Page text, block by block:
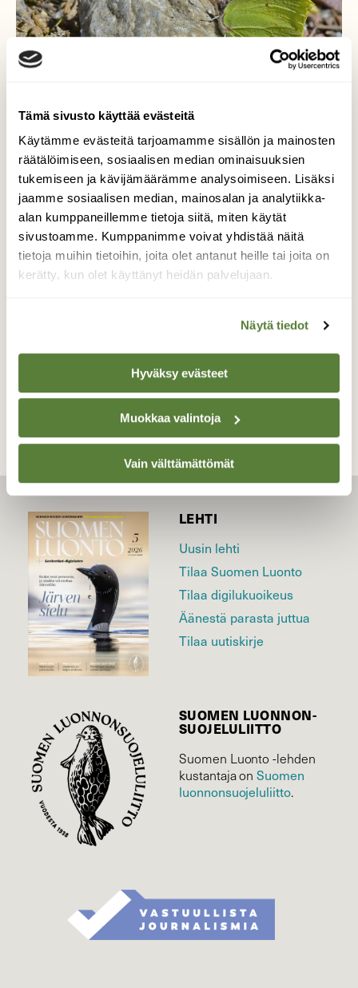
Tämä sivusto käyttää evästeitä
Käytämme evästeitä tarjoamamme sisällön ja mainosten
räätälöimiseen, sosiaalisen median ominaisuuksien
tukemiseen ja kävijämäärämme analysoimiseen. Lisäksi
jaamme sosiaalisen median, mainosalan ja analytiikka-
alan kumppaneillemme tietoja siitä, miten käytät
sivustoamme. Kumppanimme voivat yhdistää näitä
tietoja muihin tietoihin, joita olet antanut heille tai joita on
kerätty, kun olet käyttänyt heidän palvelujaan.
Näytä tiedot
Hyväksy evästeet
Muokkaa valintoja
Vain välttämättömät
Sitruunaperhonen
Sitruunaperhonenkin on selvinnyt
hyväkuntoisena talven yli.
Valokuvaaja: Markku Pelkonen, Jyväskylä
TAKAISIN LISTAAN
LEHTI
Uusin lehti
Tilaa Suomen Luonto
Tilaa digilukuoikeus
Äänestä parasta juttua
Tilaa uutiskirje
SUOMEN LUONNON­
SUOJELU­LIITTO
Suomen Luonto -lehden
kustantaja onSuomen
luonnonsuojelu­liitto.